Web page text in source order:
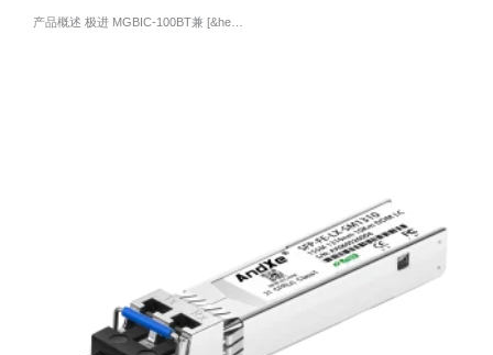
产品概述 极进 MGBIC-100BT兼 [&he…